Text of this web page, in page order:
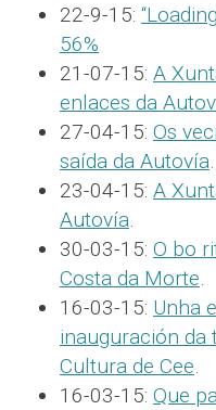
22-9-15:
56%
21-07-15: A
enlaces da
27-04-15: Os
saída da Autovía.
23-04-15: A
Autovía.
30-03-15: O bo
Costa da Morte.
16-03-15: Unha
inauguración da
Cultura de Cee.
16-03-15: Que